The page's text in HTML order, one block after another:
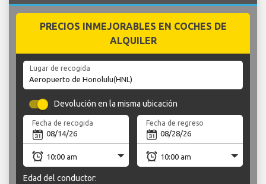
PRECIOS INMEJORABLES EN COCHES DE
ALQUILER
Lugar de recogida
Devolución en la misma ubicación
Fecha de recogida Fecha de regreso
Edad del conductor: